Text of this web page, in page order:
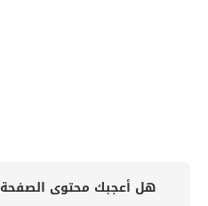
هل أعجبك محتوى الصفحة